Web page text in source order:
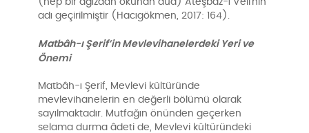
(hep bir ağızdan okunan dua) Ateşbaz-ı Veli’nin
adı geçirilmiştir (Hacıgökmen, 2017: 164).
Matbâh-ı Şerif’in Mevlevihanelerdeki Yeri ve
Önemi
Matbâh-ı Şerif, Mevlevi kültüründe
mevlevihanelerin en değerli bölümü olarak
sayılmaktadır. Mutfağın önünden geçerken
selama durma âdeti de, Mevlevi kültüründeki